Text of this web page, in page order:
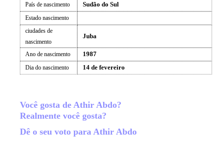
País de nascimento Sudão do Sul
Estado nascimento
ciudades de
nascimento
Juba
Ano de nascimento 1987
Dia do nascimento 14 de fevereiro
Você gosta de Athir Abdo?
Realmente você gosta?
Dê o seu voto para Athir Abdo